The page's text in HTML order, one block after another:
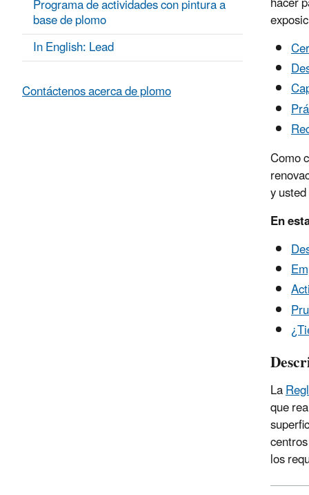
Como
y
En
La
que
los
Programa de actividades con pintura a
base de plomo
In English: Lead
Contáctenos acerca de plomo